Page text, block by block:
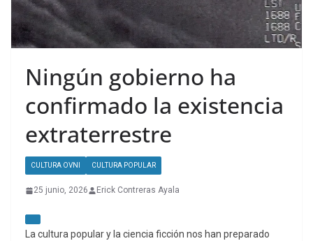
Ningún gobierno ha
confirmado la existencia
extraterrestre
CULTURA OVNI CULTURA POPULAR
25 junio, 2026 Erick Contreras Ayala
La cultura popular y la ciencia ficción nos han preparado